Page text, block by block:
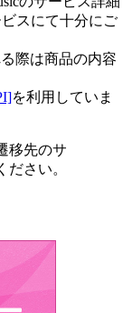
スにて十分にご
際は商品の内容
を利用していま
移先のサ
さい。